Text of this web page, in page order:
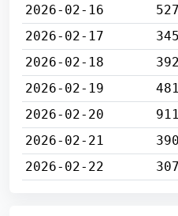
2026-02-16
2026-02-17
2026-02-18
2026-02-19
2026-02-20
2026-02-21
2026-02-22